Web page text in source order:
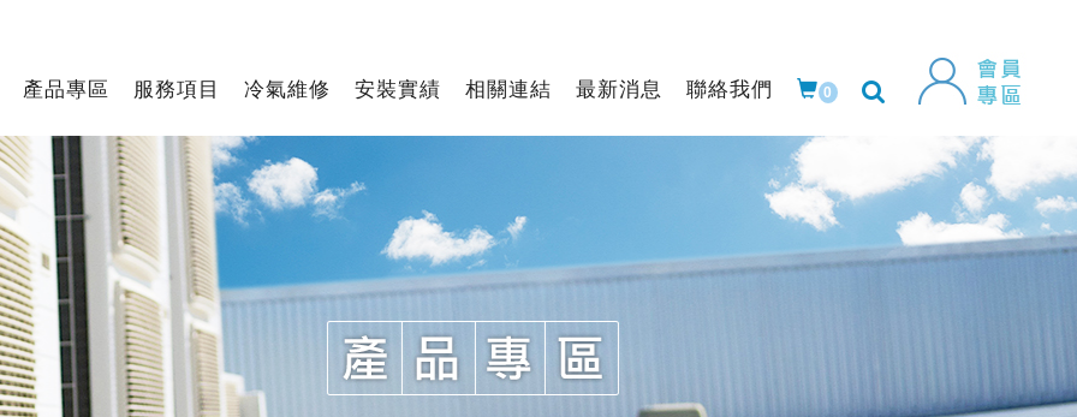
產品專區 服務項目 冷氣維修 安裝實績 相關連結 最新消息 聯絡我們 0